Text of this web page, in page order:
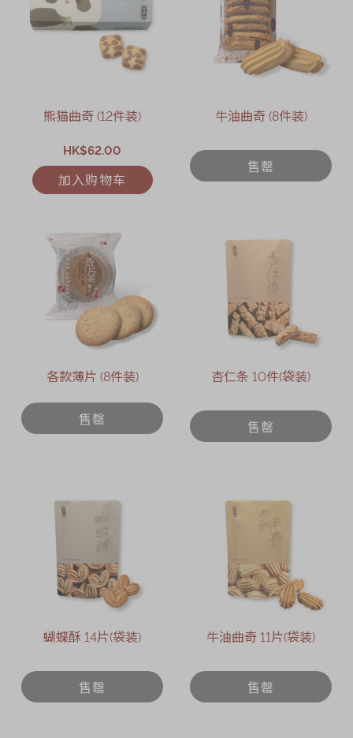
熊猫曲奇 (12件装)
HK$62.00
加入购物车
牛油曲奇 (8件装)
售罄
各款薄片 (8件装)
售罄
杏仁条 10件(袋装)
售罄
蝴蝶酥 14片(袋装)
售罄
牛油曲奇 11片(袋装)
售罄